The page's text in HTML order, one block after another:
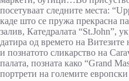
посетуваат следните места:
каде што се пружа прекрасна
залив, Катедралата “St.John”,
датира од времето на Витезите
и познатото сликарство на
палата, позната како “Grand
портрети на големите